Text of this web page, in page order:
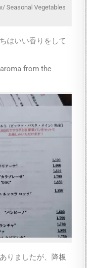
Seasonal Vegetables
はいい香りをして
from the
りましたが、降板